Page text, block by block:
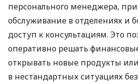
персонального менеджера,
обслуживание в отделениях и
доступ к консультациям. Это
оперативно решать
открывать новые продукты
в нестандартных ситуациях